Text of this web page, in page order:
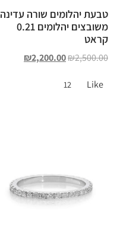
טבעת יהלומים שורה עדינה
משובצים יהלומים 0.21
קראט
₪2,500.00
₪2,200.00
Like
12